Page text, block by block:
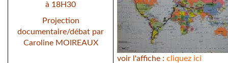
à 18H30
Projection
documentaire/débat par
Caroline MOIREAUX
voir l'affiche :cliquez ici